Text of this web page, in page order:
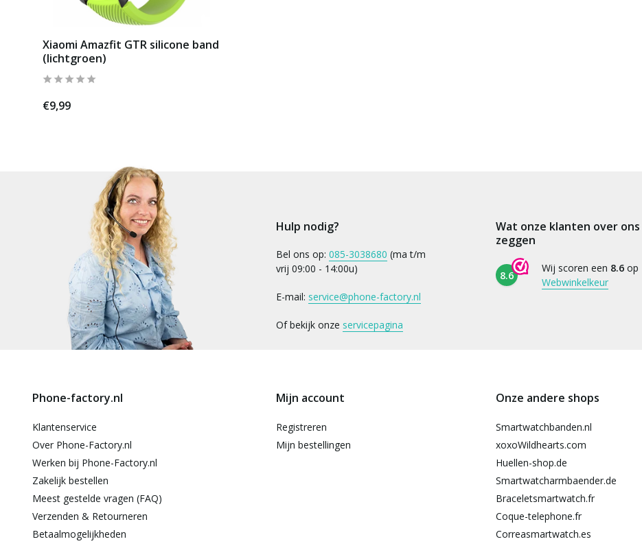
Xiaomi Amazfit GTR silicone band
(lichtgroen)
€9,99
Hulp nodig?
Bel ons op: 085-3038680 (ma t/m
vrij 09:00 - 14:00u)
E-mail: service@phone-factory.nl
Of bekijk onze servicepagina
Wat onze klanten over ons
zeggen
8.6
Wij scoren een 8.6 op
Webwinkelkeur
Phone-factory.nl
Klantenservice
Over Phone-Factory.nl
Werken bij Phone-Factory.nl
Zakelijk bestellen
Meest gestelde vragen (FAQ)
Verzenden & Retourneren
Betaalmogelijkheden
Mijn account
Registreren
Mijn bestellingen
Onze andere shops
Smartwatchbanden.nl
xoxoWildhearts.com
Huellen-shop.de
Smartwatcharmbaender.de
Braceletsmartwatch.fr
Coque-telephone.fr
Correasmartwatch.es